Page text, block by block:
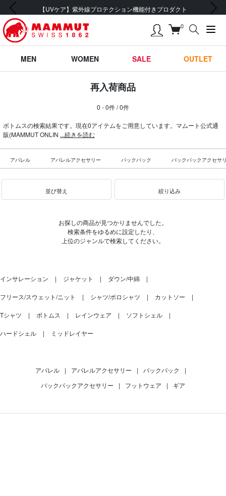
【UVケア】紫外線プロテクション機能付きプロダクト
前の画像 次の画像
0
MEN WOMEN SALE OUTLET
再入荷商品
0 - 0件 / 0件
ボトムスの検索結果です。現在0アイテムをご用意しています。マムート公式通
販(MAMMUT ONLIN ...続きを読む
アパレル アパレルアクセサリー バックパック バックパックアクセサ
並び替え 絞り込み
お探しの商品が見つかりませんでした。
検索条件をゆるめに設定したり、
上位のジャンルで検索してください。
インサレーション ジャケット ダウン/中綿
フリース/スウェット/ニット シャツ/ポロシャツ カットソー
Tシャツ ボトムス レインウェア ソフトシェル
ハードシェル ミッドレイヤー
アパレル | アパレルアクセサリー | バックパック
|
バックパックアクセサリー
| フットウェア | ギア